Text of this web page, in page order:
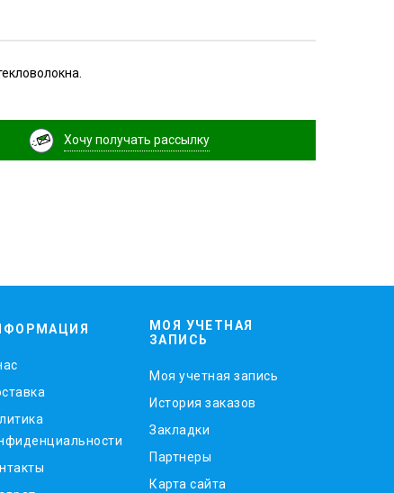
Хочу получать рассылку
МОЯ УЧЕТНАЯ
ЗАПИСЬ
Моя учетная запись
История заказов
Закладки
Партнеры
Карта сайта